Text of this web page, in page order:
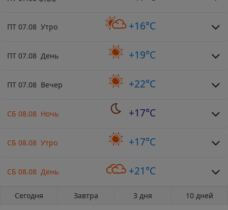
ПТ 07.08 Утро +16°C
ПТ 07.08 День +19°C
ПТ 07.08 Вечер +22°C
СБ 08.08 Ночь +17°C
СБ 08.08 Утро +17°C
СБ 08.08 День +21°C
Сегодня Завтра 3 дня 10 дней